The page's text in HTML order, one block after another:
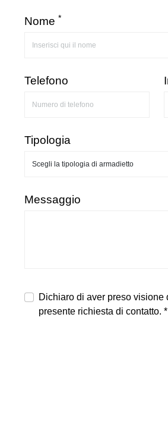
Nome *
Telefono
Tipologia
Messaggio
Dichiaro di aver preso visione
presente richiesta di contatto. *